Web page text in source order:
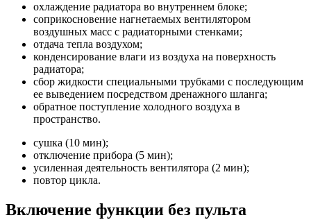
охлаждение радиатора во внутреннем блоке;
соприкосновение нагнетаемых вентилятором
воздушных масс с радиаторными стенками;
отдача тепла воздухом;
конденсирование влаги из воздуха на поверхность
радиатора;
сбор жидкости специальными трубками с последующим
ее выведением посредством дренажного шланга;
обратное поступление холодного воздуха в
пространство.
сушка (10 мин);
отключение прибора (5 мин);
усиленная деятельность вентилятора (2 мин);
повтор цикла.
Включение функции без пульта